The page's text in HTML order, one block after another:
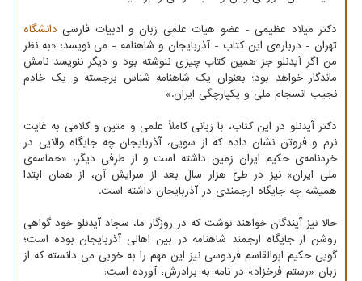
دکتر میلاد عظیمی - عضو هیات علمی زبان و ادبیات فارسی دانشگاه
تهران - درباره‌ی این کتاب - آذربایجان و شاهنامه - می نویسد: «به نظر
من اگر آیدنلو جز همین کتاب چیزی ننوشته بود و دیگر ننویسد نامش
ماندگار خواهد بود؛ بعنوان یک شاهنامه شناس برجسته و یک خادم
نجیب انسجام ملی و یکپارچگی ایران.»
دکتر آیدنلو در این کتاب، با زبانی کاملاً علمی و متین و کلامی به غایت
نرم و فروتن نشان داده که از سویی، آذربایجان چه جایگاه والایی در
خردنامه‌ی حکیم ایران زمین داشته است و از طرفی دیگر، «حماسه‌ی
ملی ایران» نیز در طیّ هزار سال بعد از سرایش آن، از همان ابتدا
همیشه چه جایگاه ارجمندی در آذربایجان داشته است.
حالا نیز آیندگان خواهند نوشت که در روزگار ما، سجاد آیدنلو خود گواهی
روشن از جایگاه ارجمند شاهنامه در بین اهالی آذربایجان بوده است؛
گویی حکیم ابوالقاسم فردوسی نیز این مهم را به خوبی می دانسته که از
زبان «رستم فرخزاد» در نامه به برادرش، آورده است: